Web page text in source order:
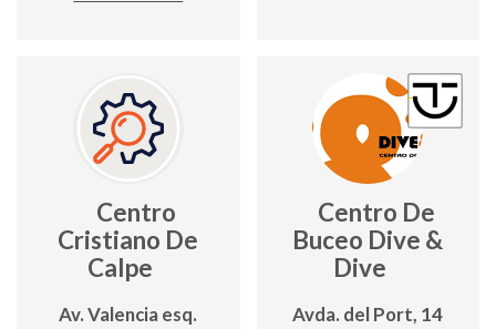
Centro
Cristiano De
Calpe
Av. Valencia esq.
Centro De
Buceo Dive &
Dive
Avda. del Port, 14